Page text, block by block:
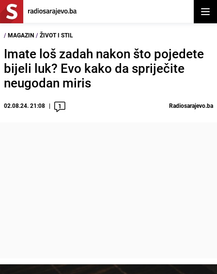
/ MAGAZIN / ŽIVOT I STIL
Imate loš zadah nakon što pojedete
bijeli luk? Evo kako da spriječite
neugodan miris
02.08.24. 21:08 1 Radiosarajevo.ba